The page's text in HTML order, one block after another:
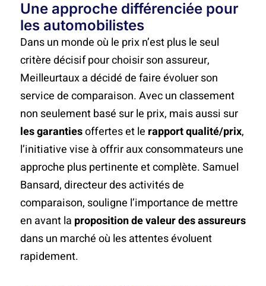
Une approche différenciée pour
les automobilistes
Dans un monde où le prix n’est plus le seul
critère décisif pour choisir son assureur,
Meilleurtaux a décidé de faire évoluer son
service de comparaison. Avec un classement
non seulement basé sur le prix, mais aussi sur
les garantiesoffertes et le rapport qualité/prix,
l’initiative vise à offrir aux consommateurs une
approche plus pertinente et complète. Samuel
Bansard, directeur des activités de
comparaison, souligne l’importance de mettre
en avant la proposition de valeur des assureurs
dans un marché où les attentes évoluent
rapidement.